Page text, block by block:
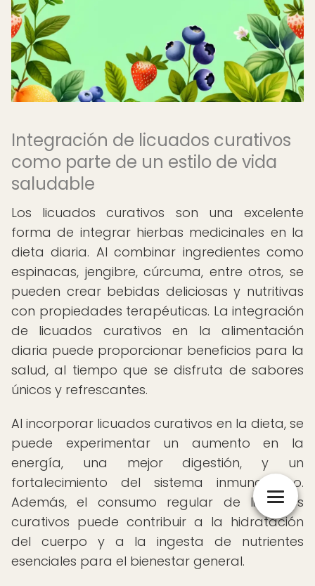
Integración de licuados curativos
como parte de un estilo de vida
saludable
Los licuados curativos son una excelente
forma de integrar hierbas medicinales en la
dieta diaria. Al combinar ingredientes como
espinacas, jengibre, cúrcuma, entre otros, se
pueden crear bebidas deliciosas y nutritivas
con propiedades terapéuticas. La integración
de licuados curativos en la alimentación
diaria puede proporcionar beneficios para la
salud, al tiempo que se disfruta de sabores
únicos y refrescantes.
Al incorporar licuados curativos en la dieta, se
puede experimentar un aumento en la
energía, una mejor digestión, y un
fortalecimiento del sistema inmunológico.
Además, el consumo regular de licuados
curativos puede contribuir a la hidratación
del cuerpo y a la ingesta de nutrientes
esenciales para el bienestar general.